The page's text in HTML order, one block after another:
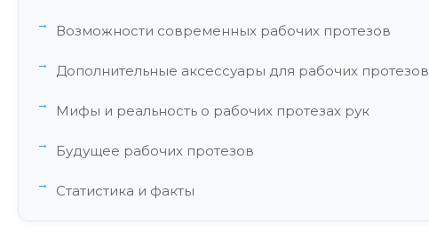
Возможности современных рабочих протезов
Дополнительные аксессуары для рабочих протезов
Мифы и реальность о рабочих протезах рук
Будущее рабочих протезов
Статистика и факты